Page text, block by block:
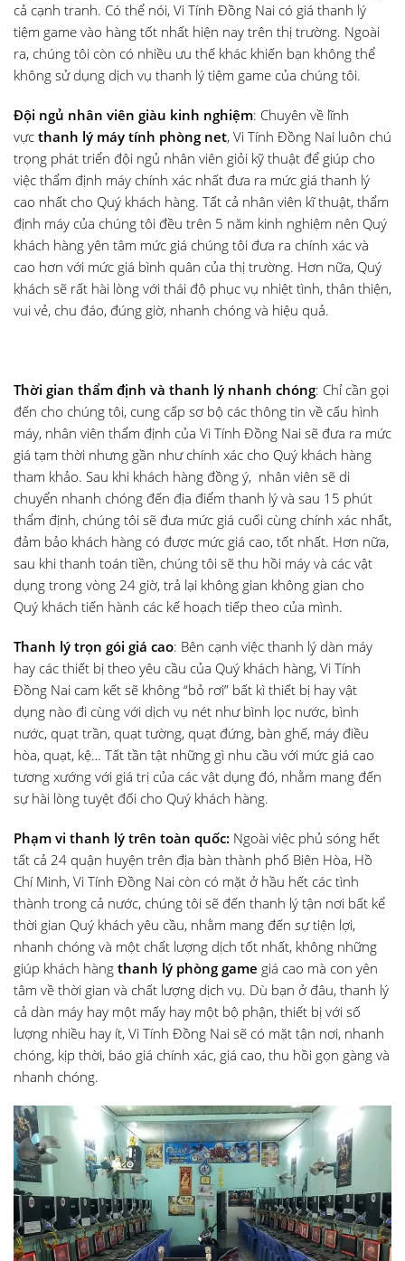
cả cạnh tranh. Có thể nói, Vi Tính Đồng Nai có giá thanh lý
tiệm game vào hàng tốt nhất hiện nay trên thị trường. Ngoài
ra, chúng tôi còn có nhiều ưu thế khác khiến bạn không thể
không sử dụng dịch vụ thanh lý tiệm game của chúng tôi.
Đội ngủ nhân viên giàu kinh nghiệm: Chuyên về lĩnh
vực thanh lý máy tính phòng net, Vi Tính Đồng Nai luôn chú
trọng phát triển đội ngủ nhân viên giỏi kỹ thuật để giúp cho
việc thẩm định máy chính xác nhất đưa ra mức giá thanh lý
cao nhất cho Quý khách hàng. Tất cả nhân viên kĩ thuật, thẩm
định máy của chúng tôi đều trên 5 năm kinh nghiệm nên Quý
khách hàng yên tâm mức giá chúng tôi đưa ra chính xác và
cao hơn với mức giá bình quân của thị trường. Hơn nữa, Quý
khách sẽ rất hài lòng với thái độ phục vụ nhiệt tình, thân thiện,
vui vẻ, chu đáo, đúng giờ, nhanh chóng và hiệu quả.
Thời gian thẩm định và thanh lý nhanh chóng: Chỉ cần gọi
đến cho chúng tôi, cung cấp sơ bộ các thông tin về cấu hình
máy, nhân viên thẩm định của Vi Tính Đồng Nai sẽ đưa ra mức
giá tạm thời nhưng gần như chính xác cho Quý khách hàng
tham khảo. Sau khi khách hàng đồng ý, nhân viên sẽ di
chuyển nhanh chóng đến địa điểm thanh lý và sau 15 phút
thẩm định, chúng tôi sẽ đưa mức giá cuối cùng chính xác nhất,
đảm bảo khách hàng có được mức giá cao, tốt nhất. Hơn nữa,
sau khi thanh toán tiền, chúng tôi sẽ thu hồi máy và các vật
dụng trong vòng 24 giờ, trả lại không gian không gian cho
Quý khách tiến hành các kế hoạch tiếp theo của mình.
Thanh lý trọn gói giá cao: Bên cạnh việc thanh lý dàn máy
hay các thiết bị theo yêu cầu của Quý khách hàng, Vi Tính
Đồng Nai cam kết sẽ không “bỏ rơi” bất kì thiết bị hay vật
dụng nào đi cùng với dịch vụ nét như bình lọc nước, bình
nước, quạt trần, quạt tường, quạt đứng, bàn ghế, máy điều
hòa, quạt, kệ… Tất tần tật những gì nhu cầu với mức giá cao
tương xướng với giá trị của các vật dụng đó, nhằm mang đến
sự hài lòng tuyệt đối cho Quý khách hàng.
Phạm vi thanh lý trên toàn quốc: Ngoài việc phủ sóng hết
tất cả 24 quận huyện trên địa bàn thành phố Biên Hòa, Hồ
Chí Minh, Vi Tính Đồng Nai còn có mặt ở hầu hết các tình
thành trong cả nước, chúng tôi sẽ đến thanh lý tận nơi bất kể
thời gian Quý khách yêu cầu, nhằm mang đến sự tiện lợi,
nhanh chóng và một chất lượng dịch tốt nhất, không những
giúp khách hàng thanh lý phòng game giá cao mà con yên
tâm về thời gian và chất lượng dịch vụ. Dù bạn ở đâu, thanh lý
cả dàn máy hay một mấy hay một bộ phận, thiết bị với số
lượng nhiều hay ít, Vi Tính Đồng Nai sẽ có mặt tận nơi, nhanh
chóng, kịp thời, báo giá chính xác, giá cao, thu hồi gọn gàng và
nhanh chóng.